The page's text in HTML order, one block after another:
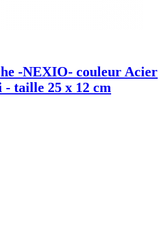
-NEXIO- couleur Acier
taille 25 x 12 cm